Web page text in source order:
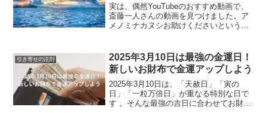
実は、偶然YouTubeのおすすめ動画で、
斎藤一人さんの動画を見つけました。ア
メノミナカヌシお助けくださいというキ
会ったのも、何かの縁だと思います。
Twitterで投稿...
引き寄せの法則
2025年3月10日は最強の金運日！
新しいお財布で金運アップしよう
2025年3月10日は、「天赦日」「寅の
日」「一粒万倍日」が重なる特別な日で
す 。そんな最強の吉日に合わせてお財布